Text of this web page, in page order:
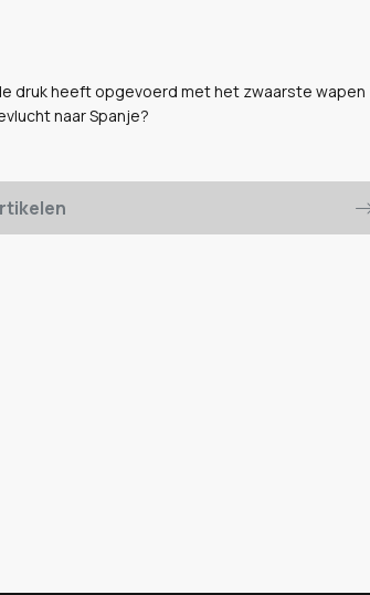
druk heeft opgevoerd met het zwaarste wapen
naar Spanje?